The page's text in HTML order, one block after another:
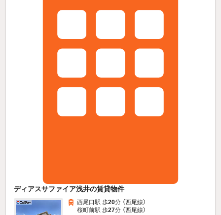
ディアスサファイア浅井の賃貸物件
西尾口駅 歩20分 （西尾線）
桜町前駅 歩27分 （西尾線）